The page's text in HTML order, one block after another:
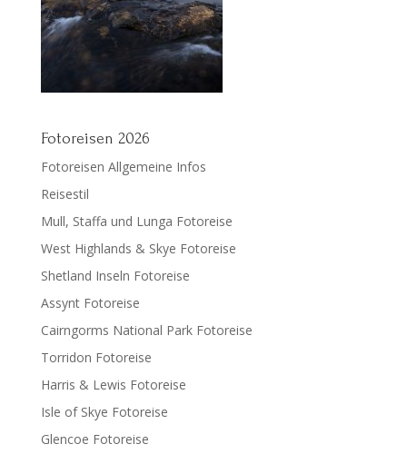
Fotoreisen 2026
Fotoreisen Allgemeine Infos
Reisestil
Mull, Staffa und Lunga Fotoreise
West Highlands & Skye Fotoreise
Shetland Inseln Fotoreise
Assynt Fotoreise
Cairngorms National Park Fotoreise
Torridon Fotoreise
Harris & Lewis Fotoreise
Isle of Skye Fotoreise
Glencoe Fotoreise